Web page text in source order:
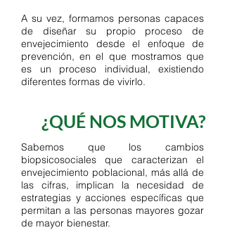
A su vez, formamos personas capaces
de diseñar su propio proceso de
envejecimiento desde el enfoque de
prevención, en el que mostramos que
es un proceso individual, existiendo
diferentes formas de vivirlo.
¿QUÉ NOS MOTIVA?
Sabemos que los cambios
biopsicosociales que caracterizan el
envejecimiento poblacional, más allá de
las cifras, implican la necesidad de
estrategias y acciones específicas que
permitan a las personas mayores gozar
de mayor bienestar.